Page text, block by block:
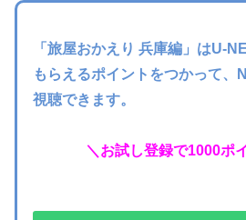
「旅屋おかえり 兵庫編」はU-
もらえるポイントをつかって、
視聴できます。
＼お試し登録で1000ポ